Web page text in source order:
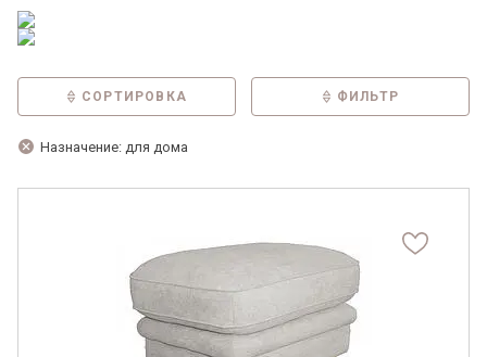
СОРТИРОВКА ФИЛЬТР
Назначение: для дома